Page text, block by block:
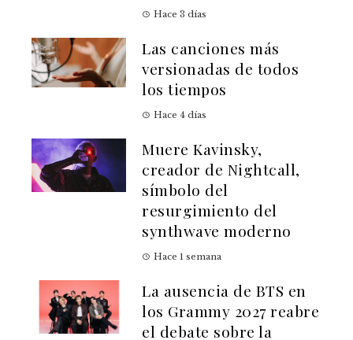
Hace 3 días
Las canciones más
versionadas de todos
los tiempos
Hace 4 días
Muere Kavinsky,
creador de Nightcall,
símbolo del
resurgimiento del
synthwave moderno
Hace 1 semana
La ausencia de BTS en
los Grammy 2027 reabre
el debate sobre la